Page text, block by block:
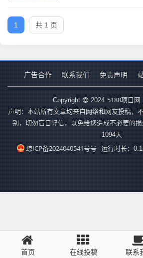
1 共 1 页
广告合作 联系我们 免责声明
Copyright 2024 5188项目网
声明：本站所有文章均来自网络和网友投稿，
别，切勿盲目轻信，以免给您造成不必要的
1094天
琼ICP备2024040541号号 运行时长：
首页 在线投稿 联系